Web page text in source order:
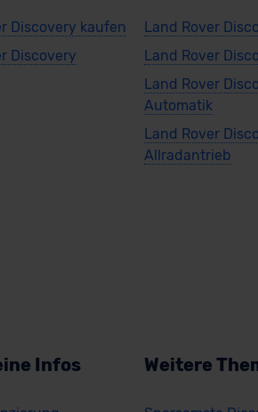
Discovery kaufen
Discovery
Land Rover
Land Rover
Land Rover
Automatik
Land Rover
Allradantrieb
Infos Weitere